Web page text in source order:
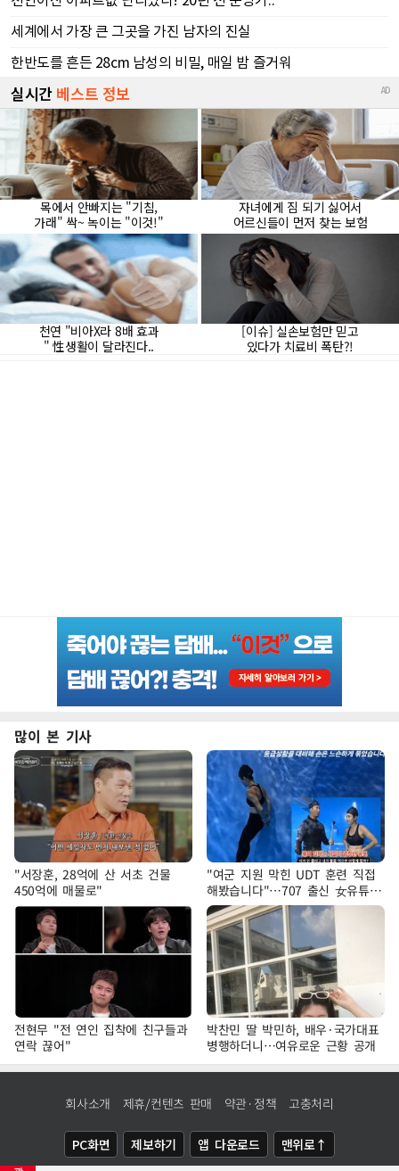
많이 본 기사
"서장훈, 28억에 산 서초 건물
450억에 매물로"
"여군 지원 막힌 UDT 훈련 직접
해봤습니다"…707 출신 女유튜버
'완벽 소화'
전현무 "전 연인 집착에 친구들과
연락 끊어"
박찬민 딸 박민하, 배우·국가대표
병행하더니…여유로운 근황 공개
회사소개 제휴/컨텐츠 판매 약관·정책 고충처리
PC화면 제보하기 앱 다운로드 맨위로↑